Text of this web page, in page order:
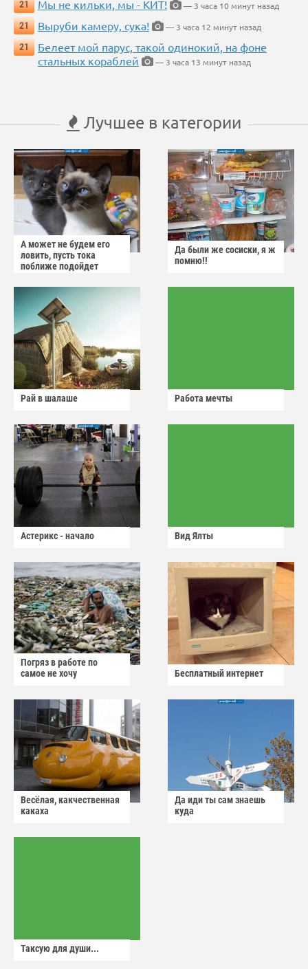
21
Мы не кильки, мы - КИТ!
— 3 часа 10 минут назад
21
Выруби камеру, сука!
— 3 часа 12 минут назад
21
Белеет мой парус, такой одинокий, на фоне
стальных кораблей
— 3 часа 13 минут назад
Лучшее в категории
А может не будем его
ловить, пусть тока
поближе подойдет
Да были же сосиски, я ж
помню!!
Рай в шалаше Работа мечты
Астерикс - начало Вид Ялты
Погряз в работе по
самое не хочу
Бесплатный интернет
Весёлая, какчественная
какаха
Да иди ты сам знаешь
куда
Таксую для души...